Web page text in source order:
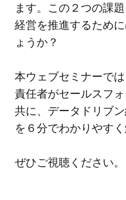
ます。この２つの課
経営を推進するため
ょうか？
本ウェブセミナーで
責任者がセールスフ
共に、データドリブ
を６分でわかりやすく
ぜひご視聴ください。